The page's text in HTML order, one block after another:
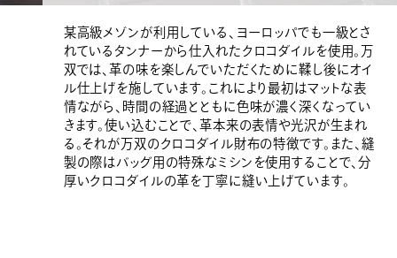
某高級メゾンが利用している、ヨーロッパでも一級とさ
れているタンナーから仕入れたクロコダイルを使用。万
双では、革の味を楽しんでいただくために鞣し後にオイ
ル仕上げを施しています。これにより最初はマットな表
情ながら、時間の経過とともに色味が濃く深くなってい
きます。使い込むことで、革本来の表情や光沢が生まれ
る。それが万双のクロコダイル財布の特徴です。また、縫
製の際はバッグ用の特殊なミシンを使用することで、分
厚いクロコダイルの革を丁寧に縫い上げています。